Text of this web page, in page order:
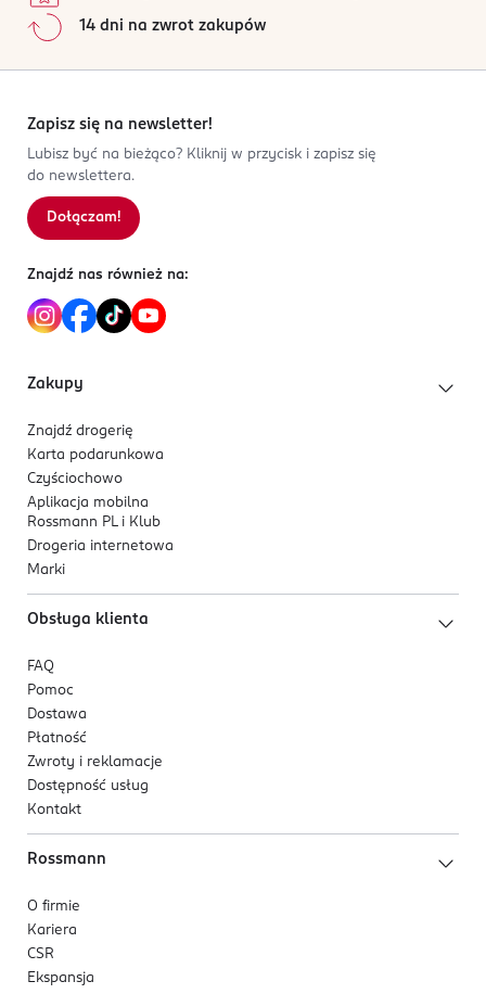
Tarnów
market@delta-graphix.com
Kod EAN
5 903612 384108
4
0%
2
1
0%
Sortowanie wg
14 dni na zwrot zakupów
Zapisz się na newsletter!
Lubisz być na bieżąco? Kliknij w przycisk i zapisz się
do newslettera.
Dołączam!
Znajdź nas również na:
Zakupy
Znajdź drogerię
Karta podarunkowa
Czyściochowo
Aplikacja mobilna
Rossmann PL i Klub
Drogeria internetowa
Marki
Obsługa klienta
FAQ
Pomoc
Dostawa
Płatność
Zwroty i reklamacje
Dostępność usług
Kontakt
Rossmann
O firmie
Kariera
CSR
Ekspansja